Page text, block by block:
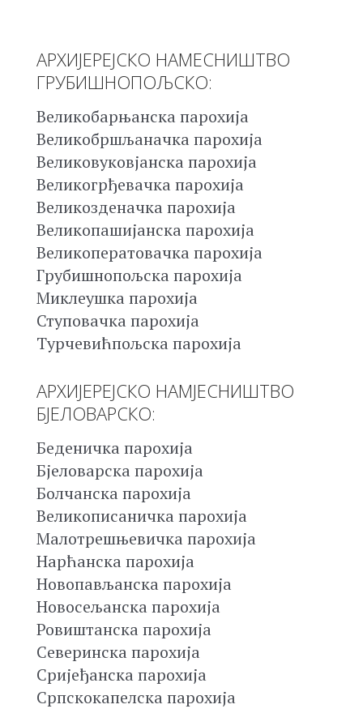
АРХИЈЕРЕЈСКО НАМЕСНИШТВО
ГРУБИШНОПОЉСКО:
Великобарњанска парохија
Великобршљаначка парохија
Великовуковјанска парохија
Великогрђевачка парохија
Великозденачка парохија
Великопашијанска парохија
Великоператовачка парохија
Грубишнопољска парохија
Миклеушка парохија
Ступовачка парохија
Турчевићпољска парохија
АРХИЈЕРЕЈСКО НАМЈЕСНИШТВО
БЈЕЛОВАРСКО:
Беденичка парохија
Бјеловарска парохија
Болчанска парохија
Великописаничка парохија
Малотрешњевичка парохија
Нарћанска парохија
Новопављанска парохија
Новосељанска парохија
Ровиштанска парохија
Северинска парохија
Сријеђанска парохија
Српскокапелска парохија